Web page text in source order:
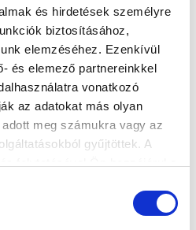
és hirdetések személyre
biztosításához,
elemzéséhez. Ezenkívül
és elemező partnereinkkel
vonatkozó
az adatokat más olyan
meg számukra vagy az
gyűjtöttek. A